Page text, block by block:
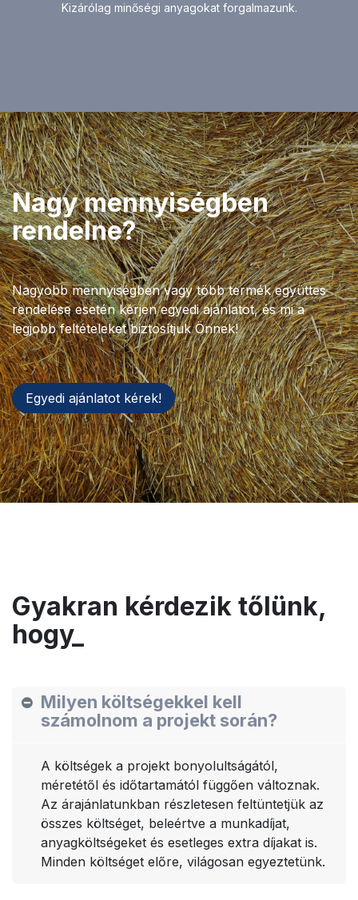
Kizárólag minőségi anyagokat forgalmazunk.
Nagy mennyiségben
rendelne?
Nagyobb mennyiségben vagy több termék együttes
rendelése esetén kérjen egyedi ajánlatot, és mi a
legjobb feltételeket biztosítjuk Önnek!
Egyedi ajánlatot kérek!
Gyakran kérdezik tőlünk,
hogy_
Milyen költségekkel kell
számolnom a projekt során?
A költségek a projekt bonyolultságától,
méretétől és időtartamától függően változnak.
Az árajánlatunkban részletesen feltüntetjük az
összes költséget, beleértve a munkadíjat,
anyagköltségeket és esetleges extra díjakat is.
Minden költséget előre, világosan egyeztetünk.